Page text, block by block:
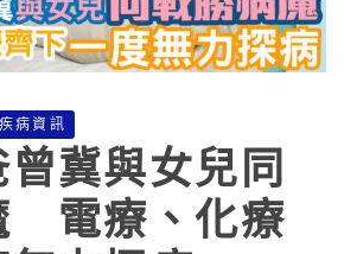
疾病資訊
冀與女兒同
電療、化療